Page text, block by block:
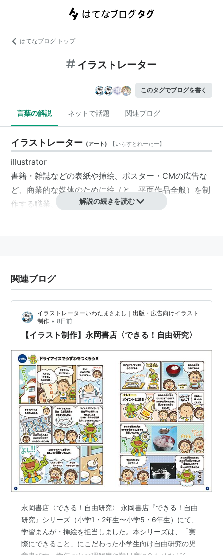
はてなブログ トップ
イラストレーター
このタグでブログを書く
言葉の解説 ネットで話題 関連ブログ
イラストレーター (アート) 【いらすとれーたー】
illustrator
書籍・雑誌などの表紙や挿絵、ポスター・CMの広告な
ど、商業的な媒体のために絵（と、平面作品全般）を制
作する職業。
る。
関連語：イラストレータ Illustrator
解説の続きを読む
関連ブログ
イラストレーターいわたまさよし｜出版・広告向けイラスト
制作 • 8日前
【イラスト制作】永岡書店〈できる！自由研究〉
永岡書店〈できる！自由研究〉 永岡書店『できる！自由
研究』シリーズ（小学1・2年生〜小学5・6年生）にて、
学習まんが・挿絵を担当しました。本シリーズは、「実
際にできること」にこだわった小学生向け自由研究の児